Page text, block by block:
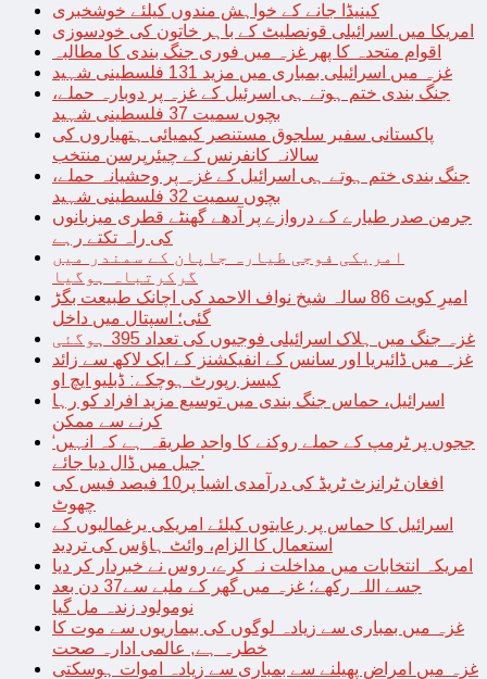
کینیڈا جانے کے خواہش مندوں کیلئے خوشخبری
امریکا میں اسرائیلی قونصلیٹ کے باہر خاتون کی خودسوزی
اقوام متحدہ کا پھر غزہ میں فوری جنگ بندی کا مطالبہ
غزہ میں اسرائیلی بمباری میں مزید 131 فلسطینی شہید
جنگ بندی ختم ہوتے ہی اسرئیل کے غزہ پر دوبارہ حملے،
بچوں سمیت 37 فلسطینی شہید
پاکستانی سفیر سلجوق مستنصر کیمیائی ہتھیاروں کی
سالانہ کانفرنس کے چیئرپرسن منتخب
جنگ بندی ختم ہوتے ہی اسرائیل کے غزہ پر وحشیانہ حملے،
بچوں سمیت 32 فلسطینی شہید
جرمن صدر طیارے کے دروازے پر آدھے گھنٹے قطری میزبانوں
کی راہ تکتے رہے
امریکی فوجی طیارہ جاپان کے سمندر میں
گرکرتباہ ہوگیا
امیرِ کویت 86 سالہ شیخ نواف الاحمد کی اچانک طبیعت بگڑ
گئی؛ اسپتال میں داخل
غزہ جنگ میں ہلاک اسرائیلی فوجیوں کی تعداد 395 ہوگئی
غزہ میں ڈائیریا اور سانس کے انفیکشنز کے ایک لاکھ سے زائد
کیسز رپورٹ ہوچکے: ڈبلیو ایچ او
اسرائیل، حماس جنگ بندی میں توسیع مزید افراد کو رہا
کرنے سے ممکن
‘ججوں پر ٹرمپ کے حملے روکنے کا واحد طریقہ ہے کہ انہیں
جیل میں ڈال دیا جائے’
افغان ٹرانزٹ ٹریڈ کی درآمدی اشیا پر10 فیصد فیس کی
چھوٹ
اسرائیل کا حماس پر رعایتوں کیلئے امریکی یرغمالیوں کے
استعمال کا الزام، وائٹ ہاؤس کی تردید
امریکہ انتخابات میں مداخلت نہ کرے، روس نے خبردار کر دیا
جسے اللہ رکھے؛ غزہ میں گھر کے ملبے سے37 دن بعد
نومولود زندہ مل گیا
غزہ میں بمباری سے زیادہ لوگوں کی بیماریوں سے موت کا
خطرہ ہے, عالمی ادارہ صحت
غزہ میں امراض پھیلنے سے بمباری سے زیادہ اموات ہوسکتی